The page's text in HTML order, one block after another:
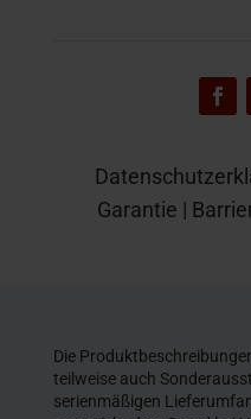
Garantie |
Die
teilweise auch
serienmäßigen